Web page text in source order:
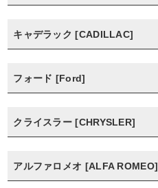
キャデラック [CADILLAC]
フォード [Ford]
クライスラー [CHRYSLER]
アルファロメオ [ALFA ROMEO]